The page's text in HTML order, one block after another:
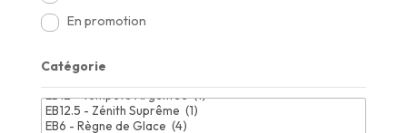
En promotion
Catégorie